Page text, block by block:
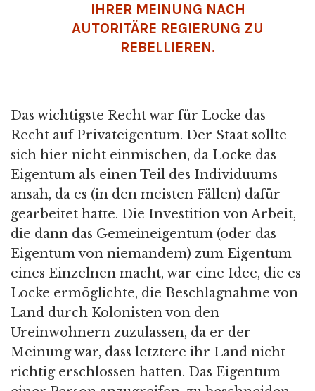
IHRER MEINUNG NACH
AUTORITÄRE REGIERUNG ZU
REBELLIEREN.
Das wichtigste Recht war für Locke das
Recht auf Privateigentum. Der Staat sollte
sich hier nicht einmischen, da Locke das
Eigentum als einen Teil des Individuums
ansah, da es (in den meisten Fällen) dafür
gearbeitet hatte. Die Investition von Arbeit,
die dann das Gemeineigentum (oder das
Eigentum von niemandem) zum Eigentum
eines Einzelnen macht, war eine Idee, die es
Locke ermöglichte, die Beschlagnahme von
Land durch Kolonisten von den
Ureinwohnern zuzulassen, da er der
Meinung war, dass letztere ihr Land nicht
richtig erschlossen hatten. Das Eigentum